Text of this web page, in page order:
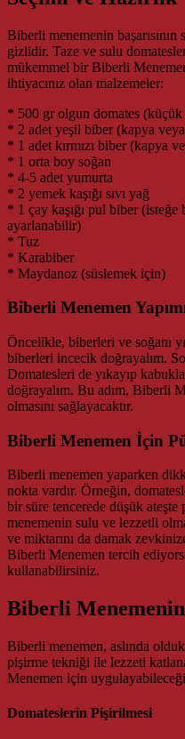
Biberli menemenin
gizlidir. Taze ve sulu
mükemmel bir Biberli
ihtiyacınız olan malzemeler:
* 500 gr olgun domates
* 2 adet yeşil biber (kapya
* 1 adet kırmızı biber (kapya
* 1 orta boy soğan
* 4-5 adet yumurta
* 2 yemek kaşığı sıvı yağ
* 1 çay kaşığı pul biber (isteğe
ayarlanabilir)
* Tuz
* Karabiber
* Maydanoz (süslemek için)
Biberli Menemen
Öncelikle, biberleri ve soğanı
biberleri incecik doğrayalım.
Domatesleri de yıkayıp
doğrayalım. Bu adım, Biberli
olmasını sağlayacaktır.
Biberli Menemen İçin
Biberli menemen yaparken
nokta vardır. Örneğin,
bir süre tencerede düşük
menemenin sulu ve lezzetli
ve miktarını da damak
Biberli Menemen tercih
kullanabilirsiniz.
Biberli
Biberli menemen, aslında
pişirme tekniği ile lezzeti
Menemen için
Domateslerin Pişirilmesi